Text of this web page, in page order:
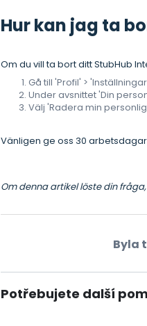
Hur kan jag ta
Om du vill ta bort ditt StubHub
Gå till 'Profil' >
Under avsnittet 'Din
Välj 'Radera min
Vänligen ge oss 30
Om denna artikel löste din
Byla
Potřebujete další